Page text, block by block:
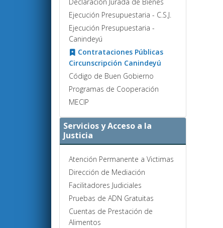
Ejecución Presupuestaria - C.S.J.
Ejecución Presupuestaria -
Canindeyú
Contrataciones Públicas
Circunscripción Canindeyú
Código de Buen Gobierno
Programas de Cooperación
MECIP
Servicios y Acceso a la
Justicia
Atención Permanente a Victimas
Dirección de Mediación
Facilitadores Judiciales
Pruebas de ADN Gratuitas
Cuentas de Prestación de
Alimentos